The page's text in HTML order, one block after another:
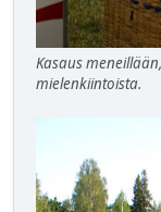
Kasaus
mielenkiintoista.